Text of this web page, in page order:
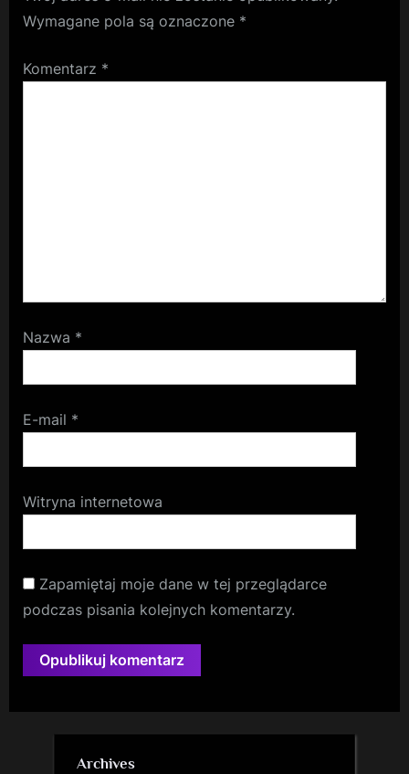
Wymagane pola są oznaczone *
Komentarz *
Nazwa *
E-mail *
Witryna internetowa
Zapamiętaj moje dane w tej przeglądarce
podczas pisania kolejnych komentarzy.
Archives